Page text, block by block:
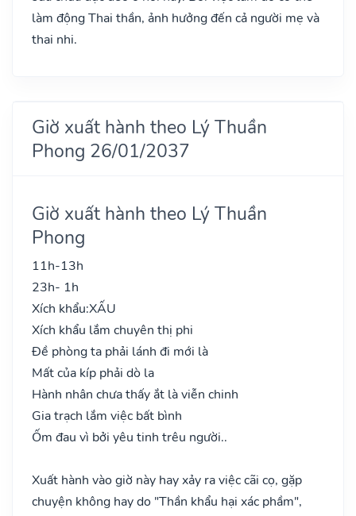
làm động Thai thần, ảnh hưởng đến cả người mẹ và
thai nhi.
Giờ xuất hành theo Lý Thuần
Phong 26/01/2037
Giờ xuất hành theo Lý Thuần
Phong
11h-13h
23h- 1h
Xích khẩu:XẤU
Xích khẩu lắm chuyên thị phi
Đề phòng ta phải lánh đi mới là
Mất của kíp phải dò la
Hành nhân chưa thấy ắt là viễn chinh
Gia trạch lắm việc bất bình
Ốm đau vì bởi yêu tinh trêu người..
Xuất hành vào giờ này hay xảy ra việc cãi cọ, gặp
chuyện không hay do "Thần khẩu hại xác phầm",